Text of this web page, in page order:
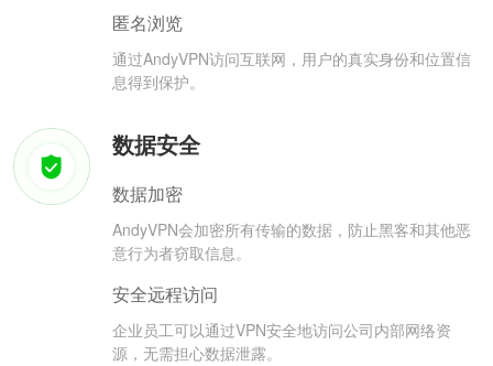
匿名浏览
通过AndyVPN访问互联网，用户的真实身份和位置信
息得到保护。
数据安全
数据加密
AndyVPN会加密所有传输的数据，防止黑客和其他恶
意行为者窃取信息。
安全远程访问
企业员工可以通过VPN安全地访问公司内部网络资
源，无需担心数据泄露。